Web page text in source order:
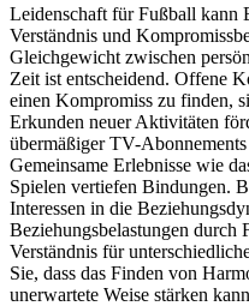
Leidenschaft für Fußball kann
Verständnis und
Gleichgewicht zwischen
Zeit ist entscheidend. Offene
einen Kompromiss zu finden,
Erkunden neuer Aktivitäten
übermäßiger TV-
Gemeinsame Erlebnisse wie
Spielen vertiefen Bindungen.
Interessen in die
Beziehungsbelastungen durch
Verständnis für
Sie, dass das Finden von
unerwartete Weise stärken